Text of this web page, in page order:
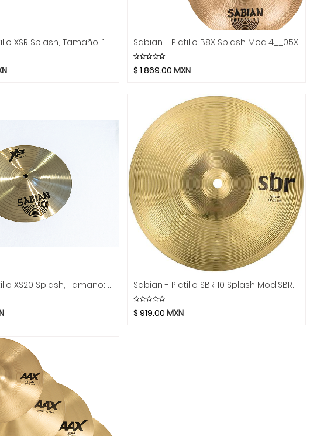
Sabian - Platillo XSR Splash, Tamaño: 10" Mod.XSR1005B Sabian - Platillo B8X Splash Mod.4__05X
$1,869.00 MXN
Sabian - Platillo XS20 Splash, Tamaño: 10" Mod.XS1005 Sabian - Platillo SBR 10 Splash Mod.SBR1005
$919.00 MXN